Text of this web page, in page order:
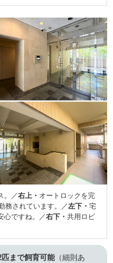
。／右上・ オートロックを完
務されています。／左下・ 宅
心ですね。／右下・ 共用ロビ
まで飼育可能 （細則あ